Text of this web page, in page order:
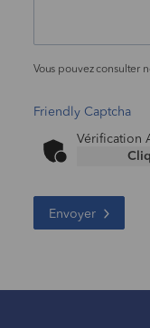
Vous pouvez consulter
Friendly Captcha
Vérification
Envoyer